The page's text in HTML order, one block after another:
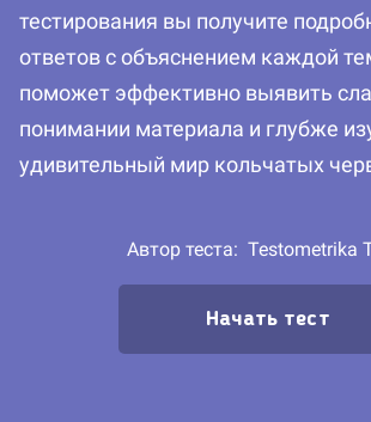
тестирования вы получите
ответов с объяснением каждой
поможет эффективно выявить
понимании материала и глубже
удивительный мир кольчатых
Автор теста: Testometrika
Начать тест